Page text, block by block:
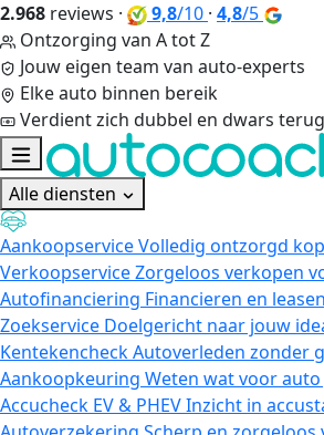
2.968 reviews · 9,8/10 · 4,8/5
Ontzorging van A tot Z
Jouw eigen team van auto-experts
Elke auto binnen bereik
Verdient zich dubbel en dwars terug
Alle diensten
AankoopserviceVolledig ontzorgd
VerkoopserviceZorgeloos verkopen
Autofinanciering Financieren en
Zoekservice Doelgericht naar jouw
KentekencheckAutoverleden zonder
Aankoopkeuring Weten wat voor
Accucheck EV & PHEVInzicht in